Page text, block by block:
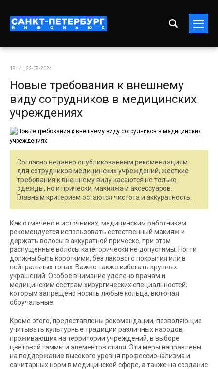
18:14 | 22-08-2024
Новые требования к внешнему
виду сотрудников в медицинских
учреждениях
Согласно недавно опубликованным рекомендациям
для сотрудников медицинских учреждений, жесткие
требования к внешнему виду касаются не только
одежды, но и прически, макияжа и аксессуаров.
Главным критерием остаются чистота и аккуратность.
Как отмечено в источниках, медицинским работникам
рекомендуется использовать естественный макияж и
держать волосы в аккуратной прическе, при этом
распущенные волосы категорически не допустимы. Ногти
должны быть короткими, без лакового покрытия или в
нейтральных тонах. Важно также избегать крупных
украшений. Особое внимание уделено врачам и
медицинским сестрам хирургических специальностей,
которым запрещено носить любые кольца, включая
обручальные.
Кроме этого, предоставлены рекомендации, позволяющие
учитывать культурные традиции различных народов,
проживающих на территории учреждений, в выборе
цветовой гаммы и элементов стиля. Эти меры направлены
на поддержание высокого уровня профессионализма и
санитарных норм в медицинской сфере, а также на создание